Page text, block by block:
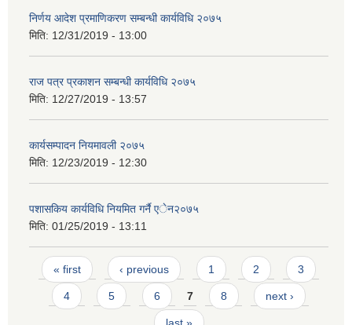
निर्णय आदेश प्रमाणिकरण सम्बन्धी कार्यविधि २०७५
मिति: 12/31/2019 - 13:00
राज पत्र प्रकाशन सम्बन्धी कार्यविधि २०७५
मिति: 12/27/2019 - 13:57
कार्यसम्पादन नियमावली २०७५
मिति: 12/23/2019 - 12:30
पशासकिय कार्यविधि नियमित गर्नै एेन२०७५
मिति: 01/25/2019 - 13:11
Pages
« first ‹ previous 1 2 3
4 5 6 7 8 next ›